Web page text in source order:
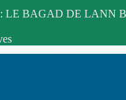
: LE BAGAD DE LANN